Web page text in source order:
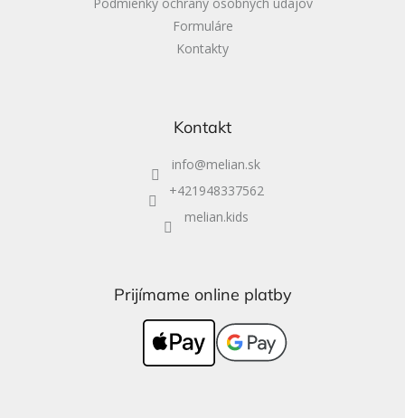
Formuláre
Kontakty
Kontakt
info@melian.sk
+421948337562
melian.kids
Prijímame online platby